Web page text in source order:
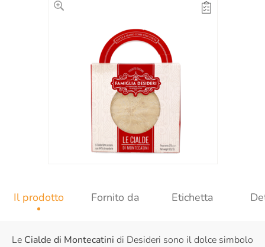
Il prodotto Fornito da Etichetta
Le Cialde di Montecatini di Desideri sono il dolce simbolo